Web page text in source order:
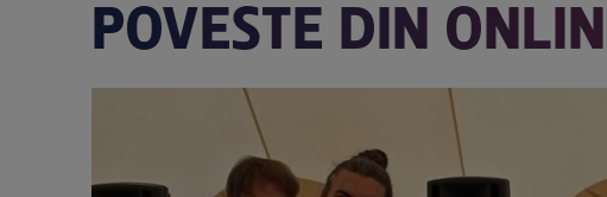
POVESTE DIN